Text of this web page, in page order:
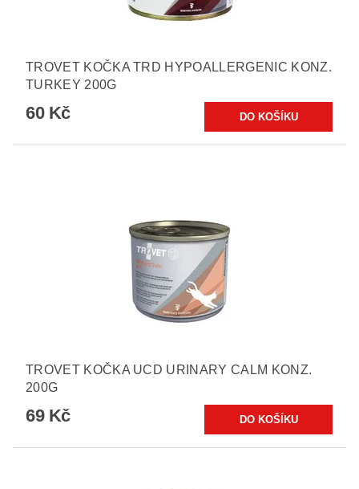
TROVET KOČKA TRD HYPOALLERGENIC KONZ.
TURKEY 200G
60 Kč
TROVET KOČKA UCD URINARY CALM KONZ.
200G
69 Kč